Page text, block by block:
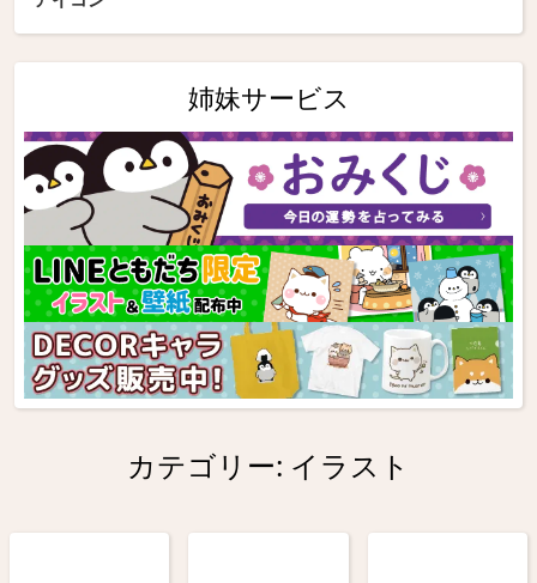
姉妹サービス
カテゴリー: イラスト